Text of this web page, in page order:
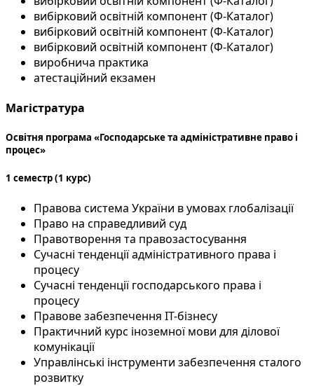
вибірковий освітній компонент (Ф-Каталог)
вибірковий освітній компонент (Ф-Каталог)
вибірковий освітній компонент (Ф-Каталог)
виробнича практика
атестаційний екзамен
Магістратура
Освітня програма «Господарське та адміністративне право і
процес»
1 семестр (1 курс)
Правова система України в умовах глобалізації
Право на справедливий суд
Правотворення та правозастосування
Сучасні тенденції адміністративного права і
процесу
Сучасні тенденції господарського права і
процесу
Правове забезпечення ІТ-бізнесу
Практичний курс іноземної мови для ділової
комунікації
Управлінські інструменти забезпечення сталого
розвитку